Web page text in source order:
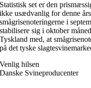
Statistisk set er den
ikke usædvanlig for denne
smågrisenoteringerne i
stabilisere sig i oktober
Tyskland med, at
på det tyske
Venlig hilsen
Danske Svineproducenter